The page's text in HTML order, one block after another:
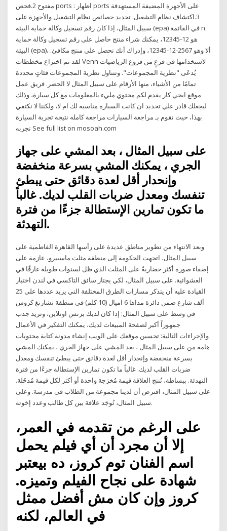
مفتوح 2.فحص ports : اظهار ports على الأجهزة المضيفة المستهدفة
3.اكتشاف نظام التشغيل: تحديد خصائص نظام التشغيل والأجهزة على
سبيل المثال، إذا كان رقم تسجيل وكالة حماية البيئة (epa) في القائمة n
هو 12-12345، يمكنك شراء منتج حاصل على رقم تسجيل وكالة حماية
البيئة (epa)، ألا وهو 2567-12-12345، وإدراك أنك تحصل على منتج مكافئ.
لقد تم اختراع مخططات Venn لاستخدامها في فرعٍ من فروع الرياضيات
يُدعَى "نظرية المجموعات". وتتناول نظرية المجموعات فئاتٍ محددة
تمامًا من الأشياء، منها الأرقام على سبيل المثال لا الحصر. فريق عمل
موقع ايجي كار يقدم لكم محتوي مليء بالمعلومات مع كل سيارة، وذلك
ليجعلك قادر علي تحديد ان كانت السيارة مناسبه لك ام لا، ولكننا لا نكتفي
بهذا، حيث نقوم بـ مراجعة السيارات مراجعة كامله نتيجة تجربة السيارة
تجربه See full list on mosoah.com
على سبيل المثال ، بعد المشي على جهاز
الجري ، يمكنك المشي بسرعة منخفضة
وإنحدار أقل لعدة دقائق حتى يبطئ
تنفسك ومعدل ضربات القلب لديك. غالباً
ما تكون تمارين الإستطالة جزءًا من فترة
التهدئة.
وبعد الانتهاء من تطوير مناطق عديدة على رأسها القاهرة الفاطمية على
سبيل المثال، اتجهت الحكومة إلى منطقة مثلث ماسبيرو، عازمة على
إضفاء صورة أكثر حضاريةً على المثلث الذي ظل لسنوات طويلة غارقًا في
العشوائية. على سبيل المثال، لكي يجتاز سائق التاكسي في لندن اختبار
القيادة عليه أن يتذكر مسارات الطرق المختلفة التي يزيد عددها على 25
ألف شارع ضمن دائرة مداها 6 اميال (10 كلم) في منطقة تشارنغ كروس
في وسط على سبيل المثال: إذا كان لديك بزنس اونلاين، وتريد جذب
جمهوراً أكبر لصفحة المبيعات لديك، يمكنك التفكير في الأعمال
والإجراءات التالية: تحسين موقعك على الويب إنشاء مدونة كتابة محتويات
هامة من على سبيل المثال ، بعد المشي على جهاز الجري ، يمكنك المشي
بسرعة منخفضة وإنحدار أقل لعدة دقائق حتى يبطئ تنفسك ومعدل
ضربات القلب لديك. غالباً ما تكون تمارين الإستطالة جزءًا من فترة
التهدئة. ببساطة، تُنتج العلاقة قيمة مُخرَجة واحدة أو أكثر لكل قيمة مُدخَلة.
على سبيل المثال، افترض أن لدينا مجموعة من الطلاب في مدرسة. وعلى
سبيل المثال، تُوجَد علاقة بين كل طالب وعدد إخوته.
على الرغم من تقدمه في العمر،
إلا أن مجرد أن أي فيلم يحمل
اسم الفنان توم كروز، ده بيعتبر
شهادة على نجاح الفيلم وتميزه.
كروز وإن كان مش أفضل ممثل
في العالم، لكنه